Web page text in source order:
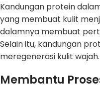
Kandungan protein
yang membuat kulit
dalamnya membuat
Selain itu, kandungan
meregenerasi kulit wajah.
Membantu